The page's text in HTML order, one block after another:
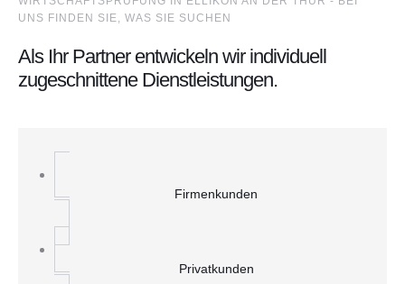
UNS FINDEN SIE, WAS SIE SUCHEN
Als Ihr Partner entwickeln wir individuell
zugeschnittene Dienstleistungen.
Firmenkunden
Privatkunden